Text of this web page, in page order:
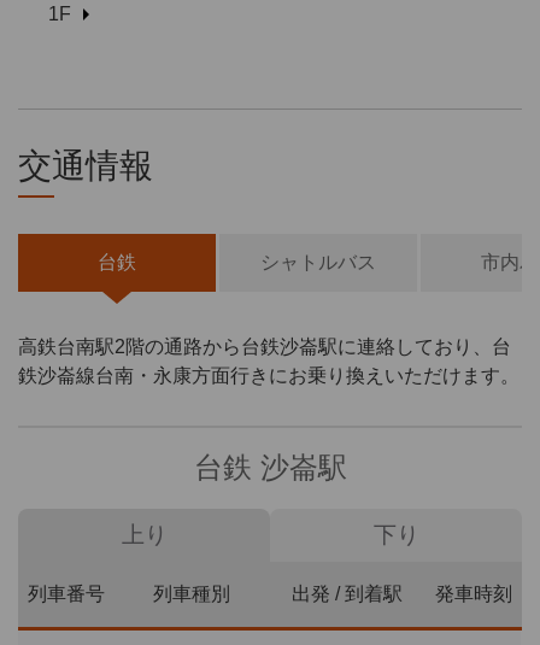
1F
交通情報
台鉄 シャトルバス 市内
高鉄台南駅2階の通路から台鉄沙崙駅に連絡しており、台
鉄沙崙線台南・永康方面行きにお乗り換えいただけます。
台鉄 沙崙駅
上り 下り
列車番号 列車種別 出発 / 到着駅 発車時刻